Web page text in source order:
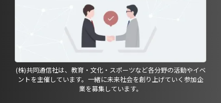
(株)共同通信社は、教育・文化・スポーツなど各分野の活動やイベ
ントを主催しています。一緒に未来社会を創り上げていく参加企
業を募集しています。